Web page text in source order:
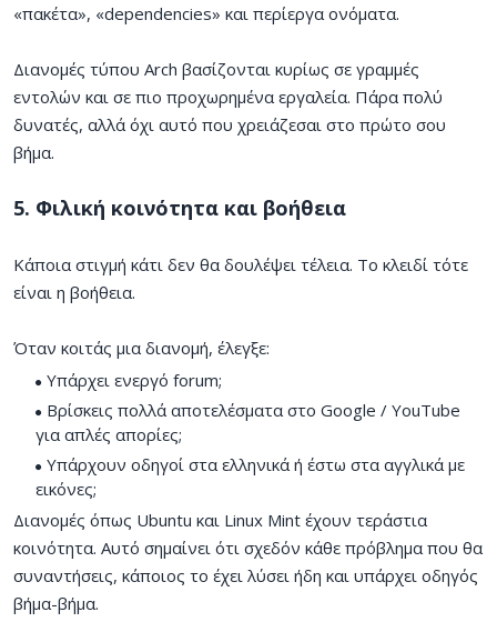
«πακέτα», «dependencies» και περίεργα ονόματα.
Διανομές τύπου Arch βασίζονται κυρίως σε γραμμές
εντολών και σε πιο προχωρημένα εργαλεία. Πάρα πολύ
δυνατές, αλλά όχι αυτό που χρειάζεσαι στο πρώτο σου
βήμα.
5. Φιλική κοινότητα και βοήθεια
Κάποια στιγμή κάτι δεν θα δουλέψει τέλεια. Το κλειδί τότε
είναι η βοήθεια.
Όταν κοιτάς μια διανομή, έλεγξε:
Υπάρχει ενεργό forum;
Βρίσκεις πολλά αποτελέσματα στο Google / YouTube
για απλές απορίες;
Υπάρχουν οδηγοί στα ελληνικά ή έστω στα αγγλικά με
εικόνες;
Διανομές όπως Ubuntu και Linux Mint έχουν τεράστια
κοινότητα. Αυτό σημαίνει ότι σχεδόν κάθε πρόβλημα που θα
συναντήσεις, κάποιος το έχει λύσει ήδη και υπάρχει οδηγός
βήμα-βήμα.